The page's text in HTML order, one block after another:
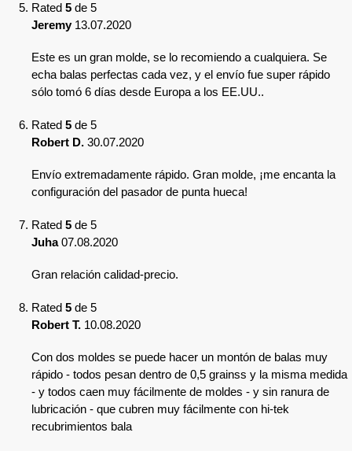
Rated 5 de 5
Jeremy 13.07.2020
Este es un gran molde, se lo recomiendo a cualquiera. Se
echa balas perfectas cada vez, y el envío fue super rápido
sólo tomó 6 días desde Europa a los EE.UU..
Rated 5 de 5
Robert D. 30.07.2020
Envío extremadamente rápido. Gran molde, ¡me encanta la
configuración del pasador de punta hueca!
Rated 5 de 5
Juha07.08.2020
Gran relación calidad-precio.
Rated 5 de 5
Robert T. 10.08.2020
Con dos moldes se puede hacer un montón de balas muy
rápido - todos pesan dentro de 0,5 grainss y la misma medida
- y todos caen muy fácilmente de moldes - y sin ranura de
lubricación - que cubren muy fácilmente con hi-tek
recubrimientos bala